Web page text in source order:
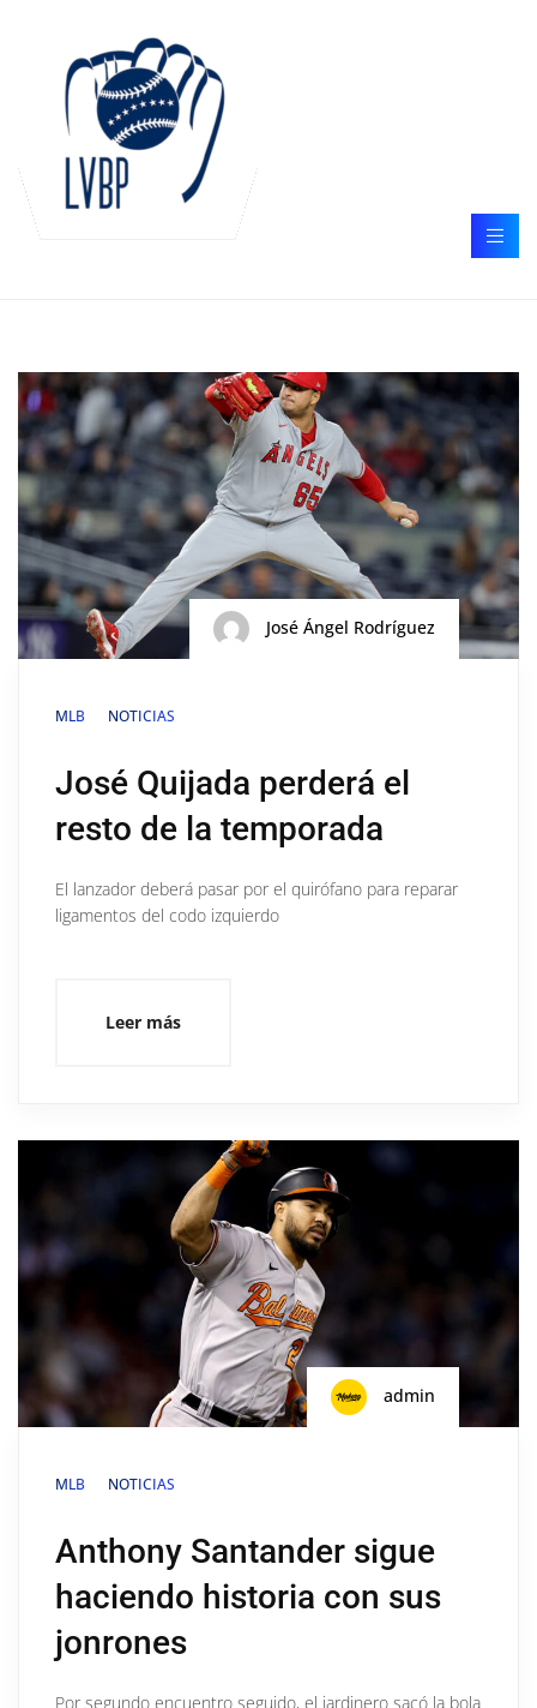
José Ángel Rodríguez
MLB NOTICIAS
José Quijada perderá el
resto de la temporada
El lanzador deberá pasar por el quirófano para reparar
ligamentos del codo izquierdo
Leer más
admin
MLB NOTICIAS
Anthony Santander sigue
haciendo historia con sus
jonrones
Por segundo encuentro seguido, el jardinero sacó la bola